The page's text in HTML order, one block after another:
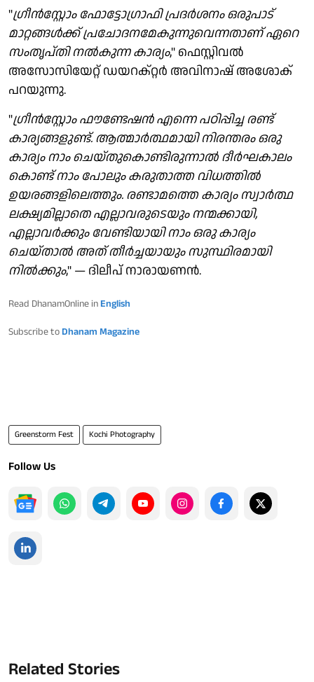
''ഗ്രീന്‍സ്റ്റോം ഫോട്ടോഗ്രാഫി പ്രദര്‍ശനം ഒരുപാട്
മാറ്റങ്ങള്‍ക്ക് പ്രചോദനമേകുന്നുവെന്നതാണ് ഏറെ
സംതൃപ്തി നല്‍കുന്ന കാര്യം,'' ഫെസ്റ്റിവല്‍
അസോസിയേറ്റ് ഡയറക്റ്റര്‍ അവിനാഷ് അശോക്
പറയുന്നു.
"ഗ്രീന്‍സ്റ്റോം ഫൗണ്ടേഷന്‍ എന്നെ പഠിപ്പിച്ച രണ്ട്
കാര്യങ്ങളുണ്ട്. ആത്മാര്‍ത്ഥമായി നിരന്തരം ഒരു
കാര്യം നാം ചെയ്തുകൊണ്ടിരുന്നാല്‍ ദീര്‍ഘകാലം
കൊണ്ട് നാം പോലും കരുതാത്ത വിധത്തില്‍
ഉയരങ്ങളിലെത്തും. രണ്ടാമത്തെ കാര്യം സ്വാര്‍ത്ഥ
ലക്ഷ്യമില്ലാതെ എല്ലാവരുടെയും നന്മക്കായി,
എല്ലാവര്‍ക്കും വേണ്ടിയായി നാം ഒരു കാര്യം
ചെയ്താല്‍ അത് തീര്‍ച്ചയായും സുസ്ഥിരമായി
നില്‍ക്കും," — ദിലീപ് നാരായണന്‍.
Read DhanamOnline in English
Subscribe to Dhanam Magazine
Greenstorm Fest Kochi Photography
Follow Us
Related Stories